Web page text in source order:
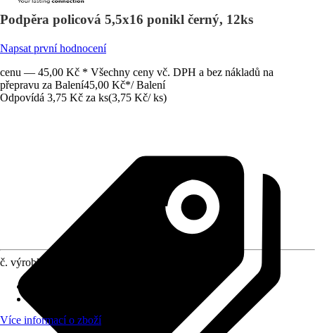
Podpěra policová 5,5x16 ponikl černý, 12ks
Napsat první hodnocení
cenu — 45,00 Kč * Všechny ceny vč. DPH a bez nákladů na
přepravu za Balení45,00 Kč*/ Balení
Odpovídá 3,75 Kč za ks(3,75 Kč/ ks)
č. výrobku
Více informací o zboží